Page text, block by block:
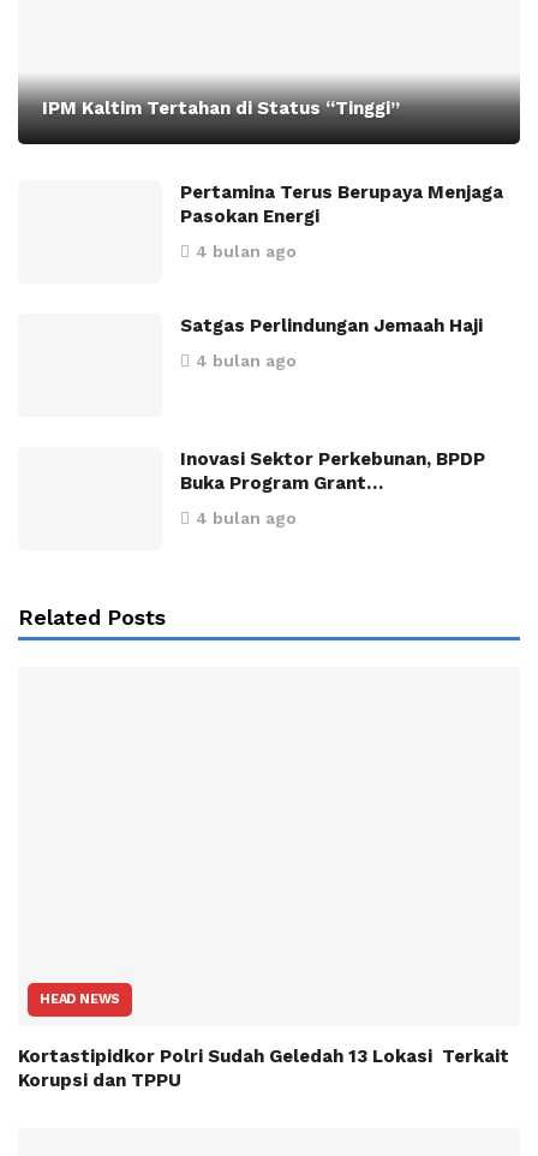
IPM Kaltim Tertahan di Status “Tinggi”
Pertamina Terus Berupaya Menjaga
Pasokan Energi
4 bulan ago
Satgas Perlindungan Jemaah Haji
4 bulan ago
Inovasi Sektor Perkebunan, BPDP
Buka Program Grant…
4 bulan ago
Related Posts
HEAD NEWS
Kortastipidkor Polri Sudah Geledah 13 Lokasi Terkait
Korupsi dan TPPU